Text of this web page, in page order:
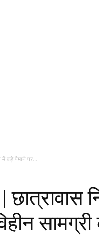
में बड़े पैमाने पर...